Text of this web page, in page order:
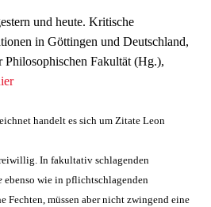
und heute. Kritische
in Göttingen und Deutschland,
Philosophischen Fakultät (Hg.),
handelt es sich um Zitate Leon
In fakultativ schlagenden
ebenso wie in pflichtschlagenden
Fechten, müssen aber nicht zwingend eine